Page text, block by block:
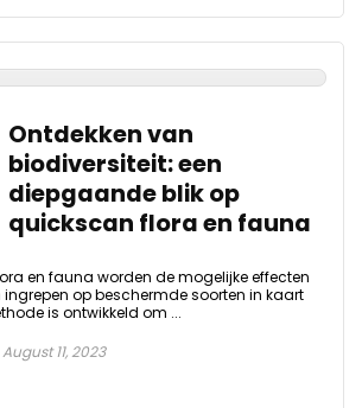
Ontdekken van
biodiversiteit: een
diepgaande blik op
quickscan flora en fauna
en fauna worden de mogelijke effecten
op beschermde soorten in kaart
is ontwikkeld om ...
August 11, 2023